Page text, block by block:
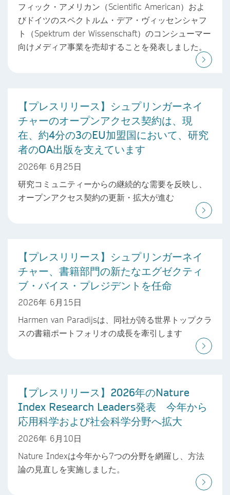
フィック・アメリカン（Scientific American）およ
びドイツのスペクトルム・デア・ヴィッセンシャフ
ト（Spektrum der Wissenschaft）のコンシューマー
向けメディア事業を売却することを発表しました。
【プレスリリース】シュプリンガーネイ
チャーのオープンアクセス契約は、現
在、約4分の3のEU加盟国において、研究
者のOA出版を支えています
2026年 6月25日
研究コミュニティーからの継続的な需要を反映し、
オープンアクセス契約の更新・拡大が進む
【プレスリリース】シュプリンガーネイ
チャー、書籍部門の新たなエグゼクティ
ブ・バイス・プレジデントを任命
2026年 6月15日
Harmen van Paradijsは、同社が誇る世界トップクラ
スの書籍ポートフォリオの成長を牽引します
【プレスリリース】2026年のNature
Index Research Leaders発表 今年から
応用科学および社会科学分野へ拡大
2026年 6月10日
Nature Indexは今年から7つの分野を網羅し、方法
論の見直しを実施しました。